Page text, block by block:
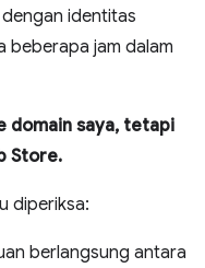
identitas
beberapa jam dalam
domain saya, tetapi
Store.
diperiksa:
berlangsung antara